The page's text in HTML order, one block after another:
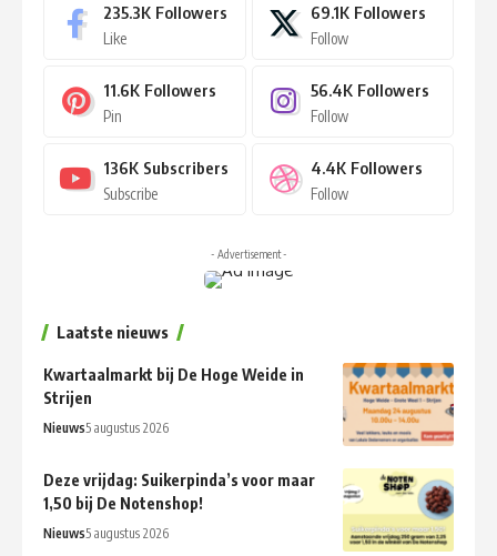
235.3K Followers
Like
69.1K Followers
Follow
11.6K Followers
Pin
56.4K Followers
Follow
136K Subscribers
Subscribe
4.4K Followers
Follow
- Advertisement -
Laatste nieuws
Kwartaalmarkt bij De Hoge Weide in
Strijen
Nieuws5 augustus 2026
Deze vrijdag: Suikerpinda’s voor maar
1,50 bij De Notenshop!
Nieuws5 augustus 2026